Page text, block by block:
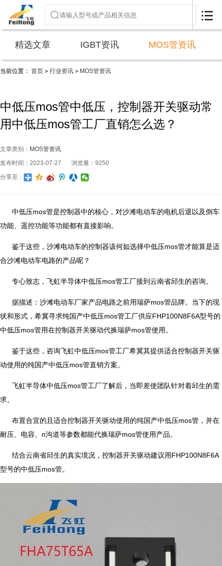

精选文章 IGBT资讯 MOS管资讯
当前位置： 首页 > 行业资讯 > MOS管资讯
中低压mos管中低压，控制器开关驱动常
用中低压mos管工厂直销怎么选？
文章类别： MOS管资讯
发布时间：2023-07-27
浏览量：9250
分享至：
中低压mos管是控制器中的核心，对沙滩电动车的电机后退以及倒车
功能、遥控功能等功能都有直接影响。
鉴于这些，沙滩电动车的控制器该何如选择中低压mos管才能算是适
合沙滩电动车电路的产品呢？
专心致志，飞虹半导体中低压mos管工厂接到云南省邱生的咨询。
据描述：沙滩电动车厂家产品电路之前用瑞萨mos管品牌。当下的现
状和形式，希冀寻求纯国产中低压mos管工厂供应FHP100N8F6A型号的
中低压mos管用在控制器开关驱动代换瑞萨mos管使用。
鉴于这些，咨询飞虹中低压mos管工厂希冀其提供适合控制器开关驱
动使用的纯国产中低压mos管直销方案。
飞虹半导体中低压mos管工厂了解后，当即差使团队针对着邱生的需
求。
布置合宜的且适合控制器开关驱动使用的纯国产中低压mos管，并在
耐压、电容、n沟道等参数都能代换瑞萨mos管使用产品。
结合云南省邱生的真实境况，控制器开关驱动建议用FHP100N8F6A
型号的中低压mos管。